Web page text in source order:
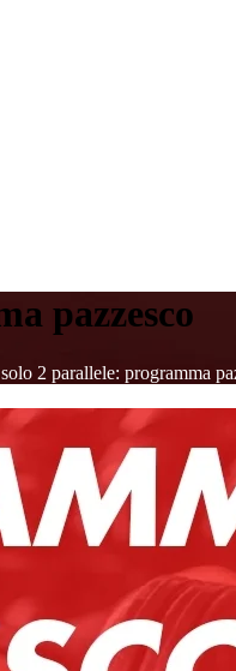
pazzesco
2 parallele: programma